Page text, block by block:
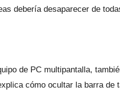
debería desaparecer de
de PC multipantalla,
cómo ocultar la barra de